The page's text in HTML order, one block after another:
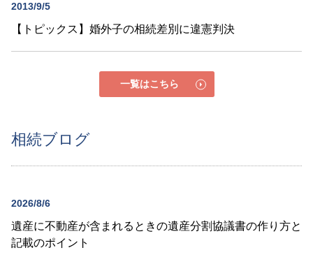
2013/9/5
【トピックス】婚外子の相続差別に違憲判決
一覧はこちら
相続ブログ
2026/8/6
遺産に不動産が含まれるときの遺産分割協議書の作り方と
記載のポイント